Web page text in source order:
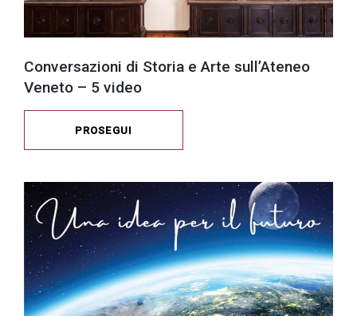
Conversazioni di Storia e Arte sull’Ateneo
Veneto – 5 video
PROSEGUI